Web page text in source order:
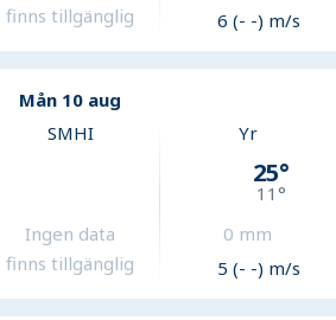
finns tillgänglig
6 (- -) m/s
Mån 10 aug
SMHI
Ingen data
finns tillgänglig
Yr
25°
11°
0 mm
5 (- -) m/s